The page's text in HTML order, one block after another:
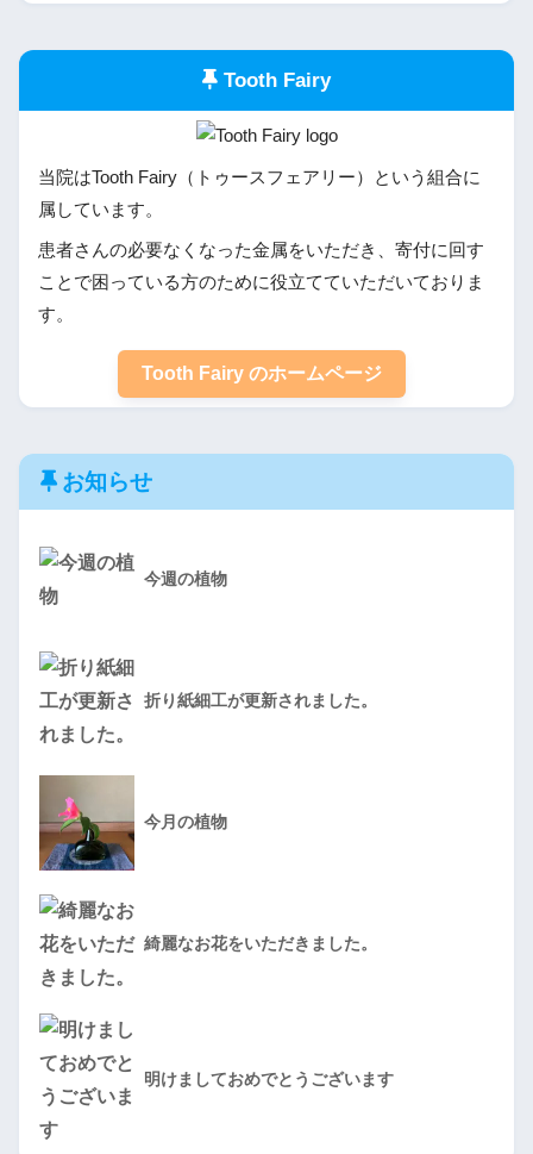
Tooth Fairy
当院はTooth Fairy（トゥースフェアリー）という組合に
属しています。
患者さんの必要なくなった金属をいただき、寄付に回す
ことで困っている方のために役立てていただいておりま
す。
Tooth Fairy のホームページ
お知らせ
今週の植物
折り紙細工が更新されました。
今月の植物
綺麗なお花をいただきました。
明けましておめでとうございます